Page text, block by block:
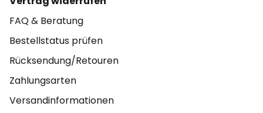
FAQ & Beratung
Bestellstatus prüfen
Rücksendung/Retouren
Zahlungsarten
Versandinformationen